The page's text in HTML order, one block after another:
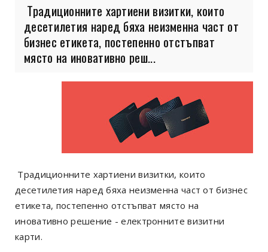
Традиционните хартиени визитки, които
десетилетия наред бяха неизменна част от
бизнес етикета, постепенно отстъпват
място на иновативно реш...
Традиционните хартиени визитки, които
десетилетия наред бяха неизменна част от бизнес
етикета, постепенно отстъпват място на
иновативно решение - електронните визитни
карти.